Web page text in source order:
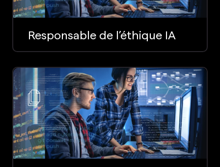
Responsable de l’éthique IA